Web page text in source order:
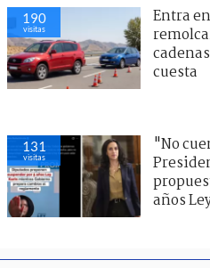
190
visitas
Entra
cuesta
131
visitas
"No
años